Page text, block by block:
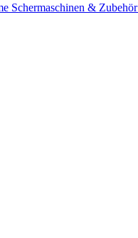
Schermaschinen & Zubehör